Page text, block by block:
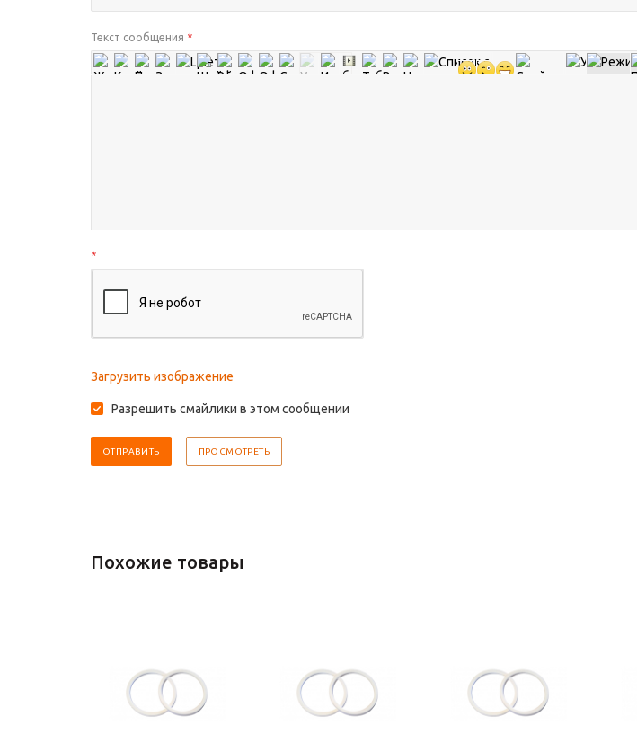
Текст сообщения *
*
Загрузить изображение
Разрешить смайлики в этом сообщении
Похожие товары